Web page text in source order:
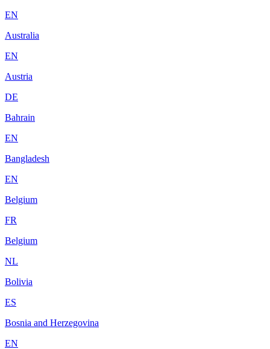
EN
Australia
EN
Austria
DE
Bahrain
EN
Bangladesh
EN
Belgium
FR
Belgium
NL
Bolivia
ES
Bosnia and Herzegovina
EN